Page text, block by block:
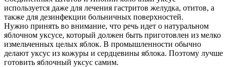
используется даже для лечения гастритов желудка, отитов, а
также для дезинфекции больничных поверхностей.
Нужно принять во внимание, что речь идет о натуральном
яблочном уксусе, который должен быть приготовлен из мелко
измельченных целых яблок. В промышленности обычно
делают уксус из кожуры и сердцевины яблока. Поэтому лучше
готовить яблочный уксус самим.